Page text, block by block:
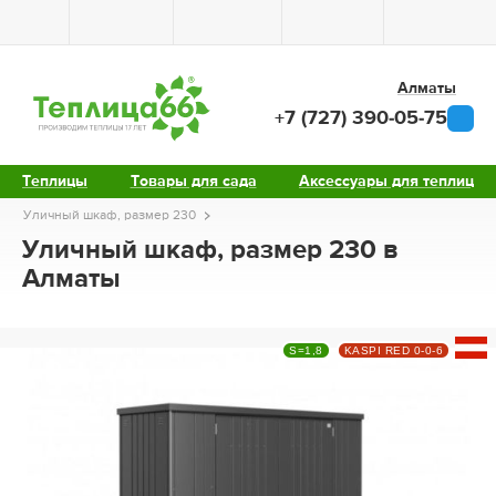
Теплицы Товары для сада Аксессуары для теплиц
Алматы
+7 (727) 390-05-75
Уличный шкаф, размер 230
Уличный шкаф, размер 230 в
Алматы
S=1,8 KASPI RED 0-0-6